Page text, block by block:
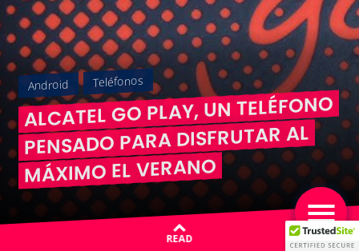
Android Teléfonos
ALCATEL GO PLAY, UN TELÉFONO
PENSADO PARA DISFRUTAR AL
MÁXIMO EL VERANO
READ